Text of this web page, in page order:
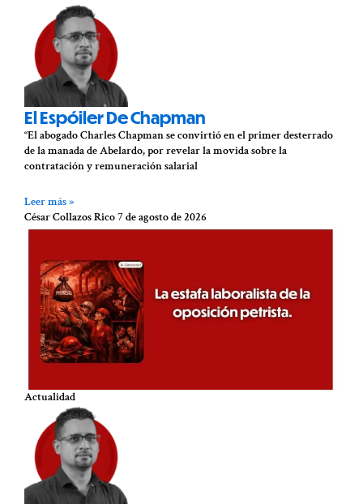
El Espóiler De Chapman
“El abogado Charles Chapman se convirtió en el primer desterrado
de la manada de Abelardo, por revelar la movida sobre la
contratación y remuneración salarial
Leer más »
César Collazos Rico7 de agosto de 2026
Actualidad